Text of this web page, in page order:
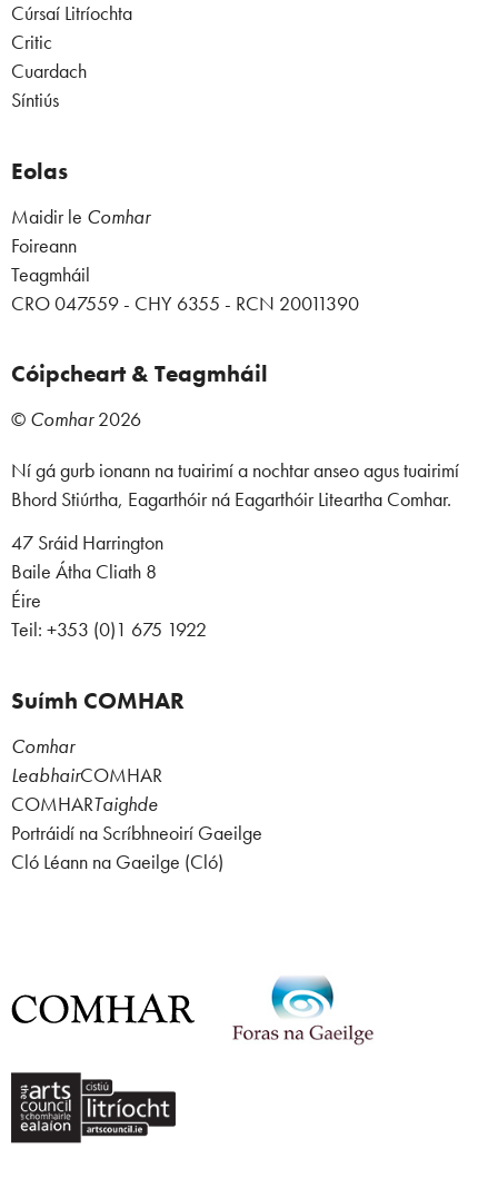
Cúrsaí Litríochta
Critic
Cuardach
Síntiús
Eolas
Maidir le Comhar
Foireann
Teagmháil
CRO 047559 - CHY 6355 - RCN 20011390
Cóipcheart & Teagmháil
© Comhar2026
Ní gá gurb ionann na tuairimí a nochtar anseo agus tuairimí
Bhord Stiúrtha, Eagarthóir ná Eagarthóir Liteartha Comhar.
47 Sráid Harrington
Baile Átha Cliath 8
Éire
Teil: +353 (0)1 675 1922
Suímh COMHAR
Comhar
LeabhairCOMHAR
COMHARTaighde
Portráidí na Scríbhneoirí Gaeilge
Cló Léann na Gaeilge (Cló)